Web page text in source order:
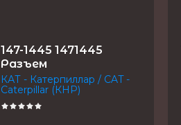
147-1445 1471445
Разъем
КАТ - Катерпиллар / CAT -
Caterpillar (КНР)